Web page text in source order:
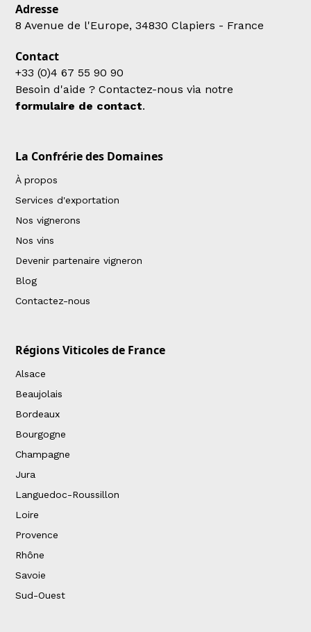
Adresse
8 Avenue de l'Europe, 34830 Clapiers - France
Contact
+33 (0)4 67 55 90 90
Besoin d'aide ? Contactez-nous via notre
formulaire de contact.
La Confrérie des Domaines
À propos
Services d'exportation
Nos vignerons
Nos vins
Devenir partenaire vigneron
Blog
Contactez-nous
Régions Viticoles de France
Alsace
Beaujolais
Bordeaux
Bourgogne
Champagne
Jura
Languedoc-Roussillon
Loire
Provence
Rhône
Savoie
Sud-Ouest